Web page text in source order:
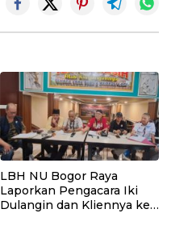
LBH NU Bogor Raya
Laporkan Pengacara Iki
Dulangin dan Kliennya ke